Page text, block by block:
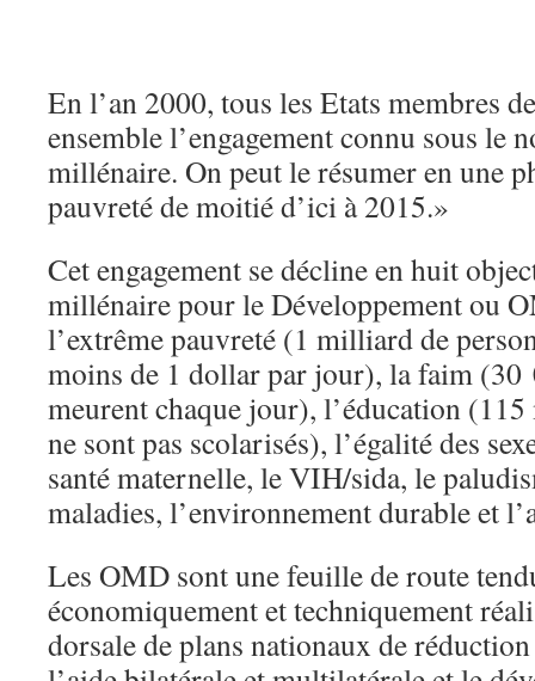
En l’an 2000, tous les Etats membres
ensemble l’engagement connu sous le
millénaire. On peut le résumer en une
pauvreté de moitié d’ici à 2015.»
Cet engagement se décline en huit
millénaire pour le Développement ou
l’extrême pauvreté (1 milliard de
moins de 1 dollar par jour), la faim (30
meurent chaque jour), l’éducation
ne sont pas scolarisés), l’égalité des
santé maternelle, le VIH/sida, le
maladies, l’environnement durable et
Les OMD sont une feuille de route
économiquement et techniquement
dorsale de plans nationaux de